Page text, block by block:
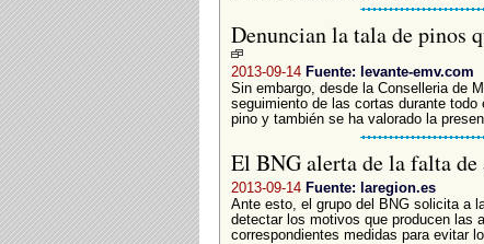
Denuncian la tala de pinos
2013-09-14 Fuente: levante-emv.com
Sin embargo, desde la Conselleria de
seguimiento de las cortas durante
pino y también se ha valorado la
El BNG alerta de la falta de
2013-09-14 Fuente: laregion.es
Ante esto, el grupo del BNG solicita a
detectar los motivos que producen las
correspondientes medidas para evitar